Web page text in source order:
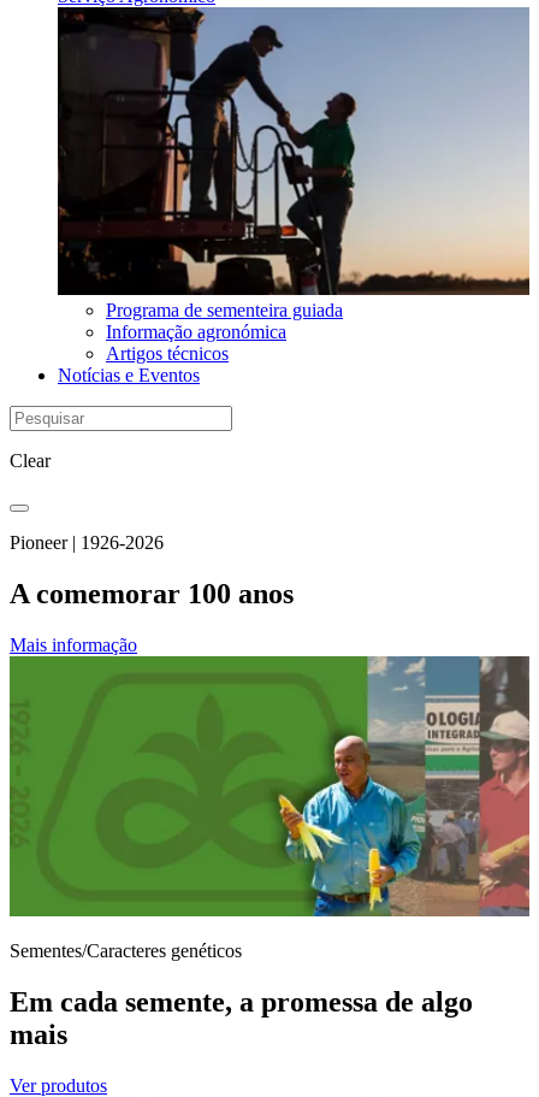
Programa de sementeira guiada
Informação agronómica
Artigos técnicos
Notícias e Eventos
Clear
Pioneer | 1926-2026
A comemorar 100 anos
Mais informação
Sementes/Caracteres genéticos
Em cada semente, a promessa de algo
mais
Ver produtos